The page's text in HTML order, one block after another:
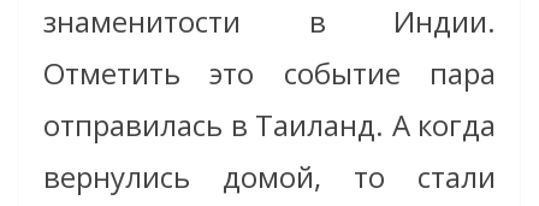
знаменитости в Индии.
Отметить это событие пара
отправилась в Таиланд. А когда
вернулись домой, то стали